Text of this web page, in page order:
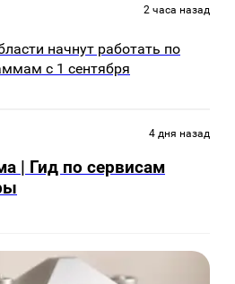
2 часа назад
начнут работать по
с 1 сентября
4 дня назад
| Гид по сервисам